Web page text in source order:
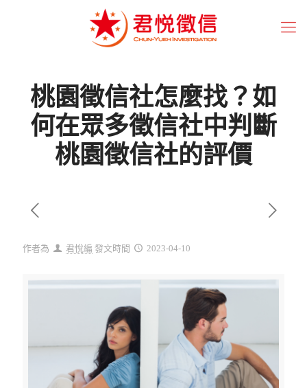
桃園徵信社怎麼找？如
何在眾多徵信社中判斷
桃園徵信社的評價
作者為 君悅編 發文時間 2023-04-10